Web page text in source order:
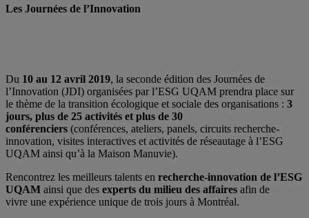
Les Journées de l’Innovation
Du 10 au 12 avril 2019, la seconde édition des Journées de
l’Innovation (JDI) organisées par l’ESG UQAM prendra place sur
le thème de la transition écologique et sociale des organisations : 3
jours, plus de 25 activités et plus de 30
conférenciers (conférences, ateliers, panels, circuits recherche-
innovation, visites interactives et activités de réseautage à l’ESG
UQAM ainsi qu’à la Maison Manuvie).
Rencontrez les meilleurs talents en recherche-innovation de l’ESG
UQAM ainsi que des experts du milieu des affaires afin de
vivre une expérience unique de trois jours à Montréal.